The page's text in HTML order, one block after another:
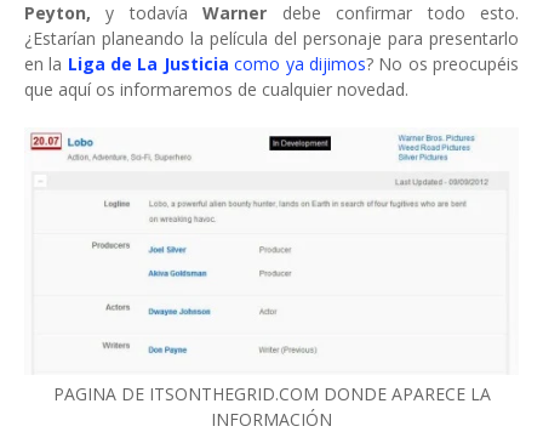
Peyton,y todavíaWarner debe confirmar todo esto.
¿Estarían planeando la película del personaje para presentarlo
en la Liga de La Justicia como ya dijimos? No os preocupéis
que aquí os informaremos de cualquier novedad.
PAGINA DE ITSONTHEGRID.COM DONDE APARECE LA
INFORMACIÓN